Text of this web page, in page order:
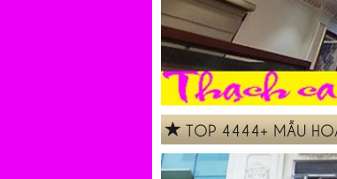
TOP 4444+ MẪU